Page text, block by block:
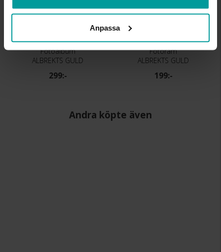
Anpassa
Fotoalbum
ALBREKTS GULD
299:-
Fotoram
ALBREKTS GULD
199:-
Andra köpte även